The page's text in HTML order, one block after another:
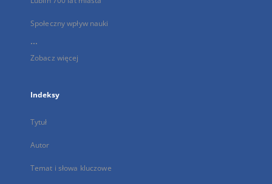
Społeczny wpływ nauki
...
Zobacz więcej
Indeksy
Tytuł
Autor
Temat i słowa kluczowe